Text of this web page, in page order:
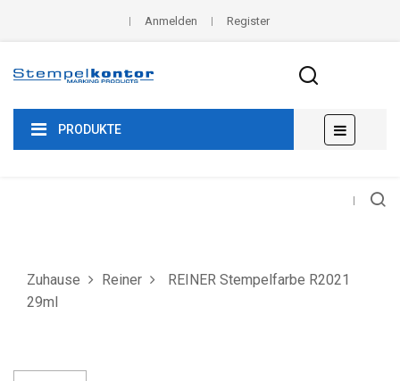
Anmelden Register
PRODUKTE
der
☰
Zuhause Reiner
REINER Stempelfarbe R2021
29ml